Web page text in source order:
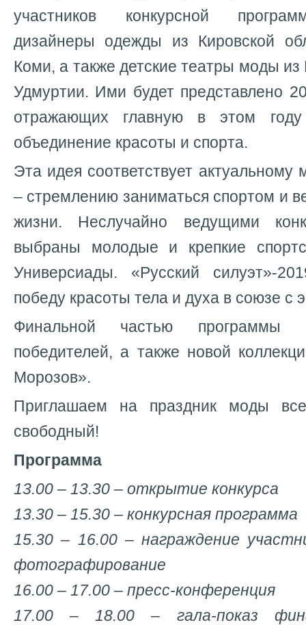
участников конкурсной
дизайнеры одежды из Кировской
Коми, а также детские театры моды из
Удмуртии. Ими будет представлено
отражающих главную в этом
объединение красоты и спорта.
Эта идея соответствует
– стремлению заниматься спортом и
жизни. Неслучайно ведущими
выбраны молодые и крепкие
Универсиады. «Русский силуэт»-
победу красоты тела и духа в союзе с
Финальной частью программы
победителей, а также новой
Морозов».
Приглашаем на праздник моды
свободный!
Программа
13.00 – 13.30 – открытие конкурса
13.30 – 15.30 – конкурсная программа
15.30 – 16.00 – награждение
фотографирование
16.00 – 17.00 – пресс-конференция
17.00 – 18.00 – гала-показ